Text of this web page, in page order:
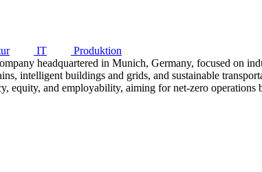
IT
Produktion
headquartered in Munich, Germany, focused on
intelligent buildings and grids, and sustainable
equity, and employability, aiming for net-zero operations